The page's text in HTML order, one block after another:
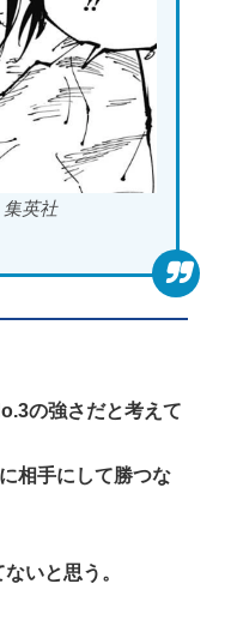
英社
の強さだと考えて
相手にして勝つな
いと思う。